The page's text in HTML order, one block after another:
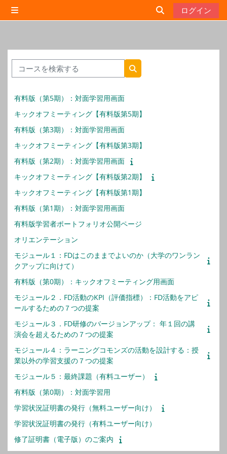
メインコンテンツへスキップする
サイドパネル
検索入力に切り替
ログイン
コースを検索する
コースを検索する
有料版（第5期）：対面学習用画面
キックオフミーティング【有料版第5期】
有料版（第3期）：対面学習用画面
キックオフミーティング【有料版第3期】
有料版（第2期）：対面学習用画面
キックオフミーティング【有料版第2期】
キックオフミーティング【有料版第1期】
有料版（第1期）：対面学習用画面
有料版学習者ポートフォリオ公開ページ
オリエンテーション
モジュール１：FDはこのままでよいのか（大学のワンラン
クアップに向けて）
有料版（第0期）：キックオフミーティング用画面
モジュール２．FD活動のKPI（評価指標）：FD活動をアピ
ールするための７つの提案
モジュール３．FD研修のバージョンアップ： 年１回の講
演会を超えるための７つの提案
モジュール４：ラーニングコモンズの活動を設計する：授
業以外の学習支援の７つの提案
モジュール５：最終課題（有料ユーザー）
有料版（第0期）：対面学習用
学習状況証明書の発行（無料ユーザー向け）
学習状況証明書の発行（有料ユーザー向け）
修了証明書（電子版）のご案内